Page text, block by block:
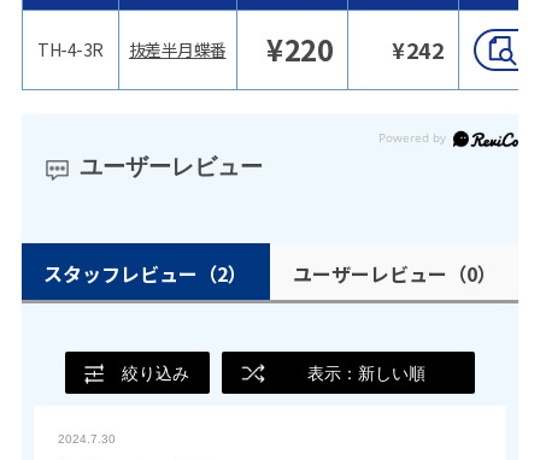
TH-4-3R 抜差半月蝶番 ¥220 ¥242
ユーザーレビュー
スタッフレビュー （2） ユーザーレビュー （0）
絞り込み 表示：新しい順
2024.7.30